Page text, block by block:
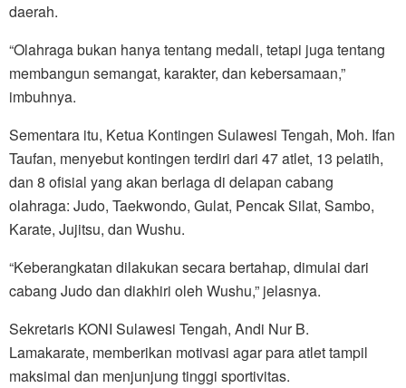
daerah.
“Olahraga bukan hanya tentang medali, tetapi juga tentang
membangun semangat, karakter, dan kebersamaan,”
imbuhnya.
Sementara itu, Ketua Kontingen Sulawesi Tengah, Moh. Ifan
Taufan, menyebut kontingen terdiri dari 47 atlet, 13 pelatih,
dan 8 ofisial yang akan berlaga di delapan cabang
olahraga: Judo, Taekwondo, Gulat, Pencak Silat, Sambo,
Karate, Jujitsu, dan Wushu.
“Keberangkatan dilakukan secara bertahap, dimulai dari
cabang Judo dan diakhiri oleh Wushu,” jelasnya.
Sekretaris KONI Sulawesi Tengah, Andi Nur B.
Lamakarate, memberikan motivasi agar para atlet tampil
maksimal dan menjunjung tinggi sportivitas.